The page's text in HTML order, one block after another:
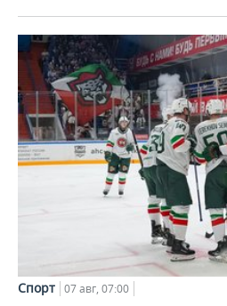
Спорт 07 авг, 07:00